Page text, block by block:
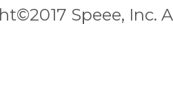
Speee, Inc.